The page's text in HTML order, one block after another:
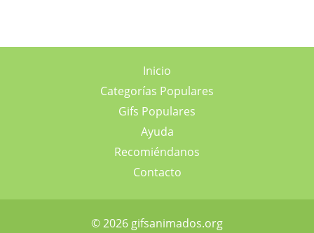
Inicio
Categorías Populares
Gifs Populares
Ayuda
Recomiéndanos
Contacto
© 2026 gifsanimados.org